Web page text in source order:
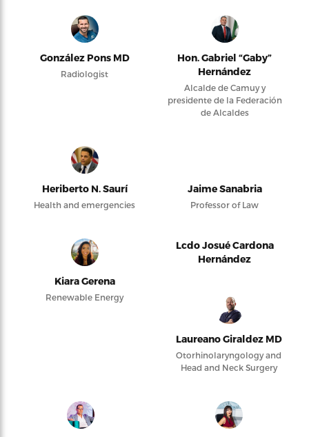
González Pons MD
Radiologist
Hon. Gabriel “Gaby”
Hernández
Alcalde de Camuy y
presidente de la Federación
de Alcaldes
Heriberto N. Saurí
Health and emergencies
Jaime Sanabria
Professor of Law
Kiara Gerena
Renewable Energy
Lcdo Josué Cardona
Hernández
Laureano Giraldez MD
Otorhinolaryngology and
Head and Neck Surgery